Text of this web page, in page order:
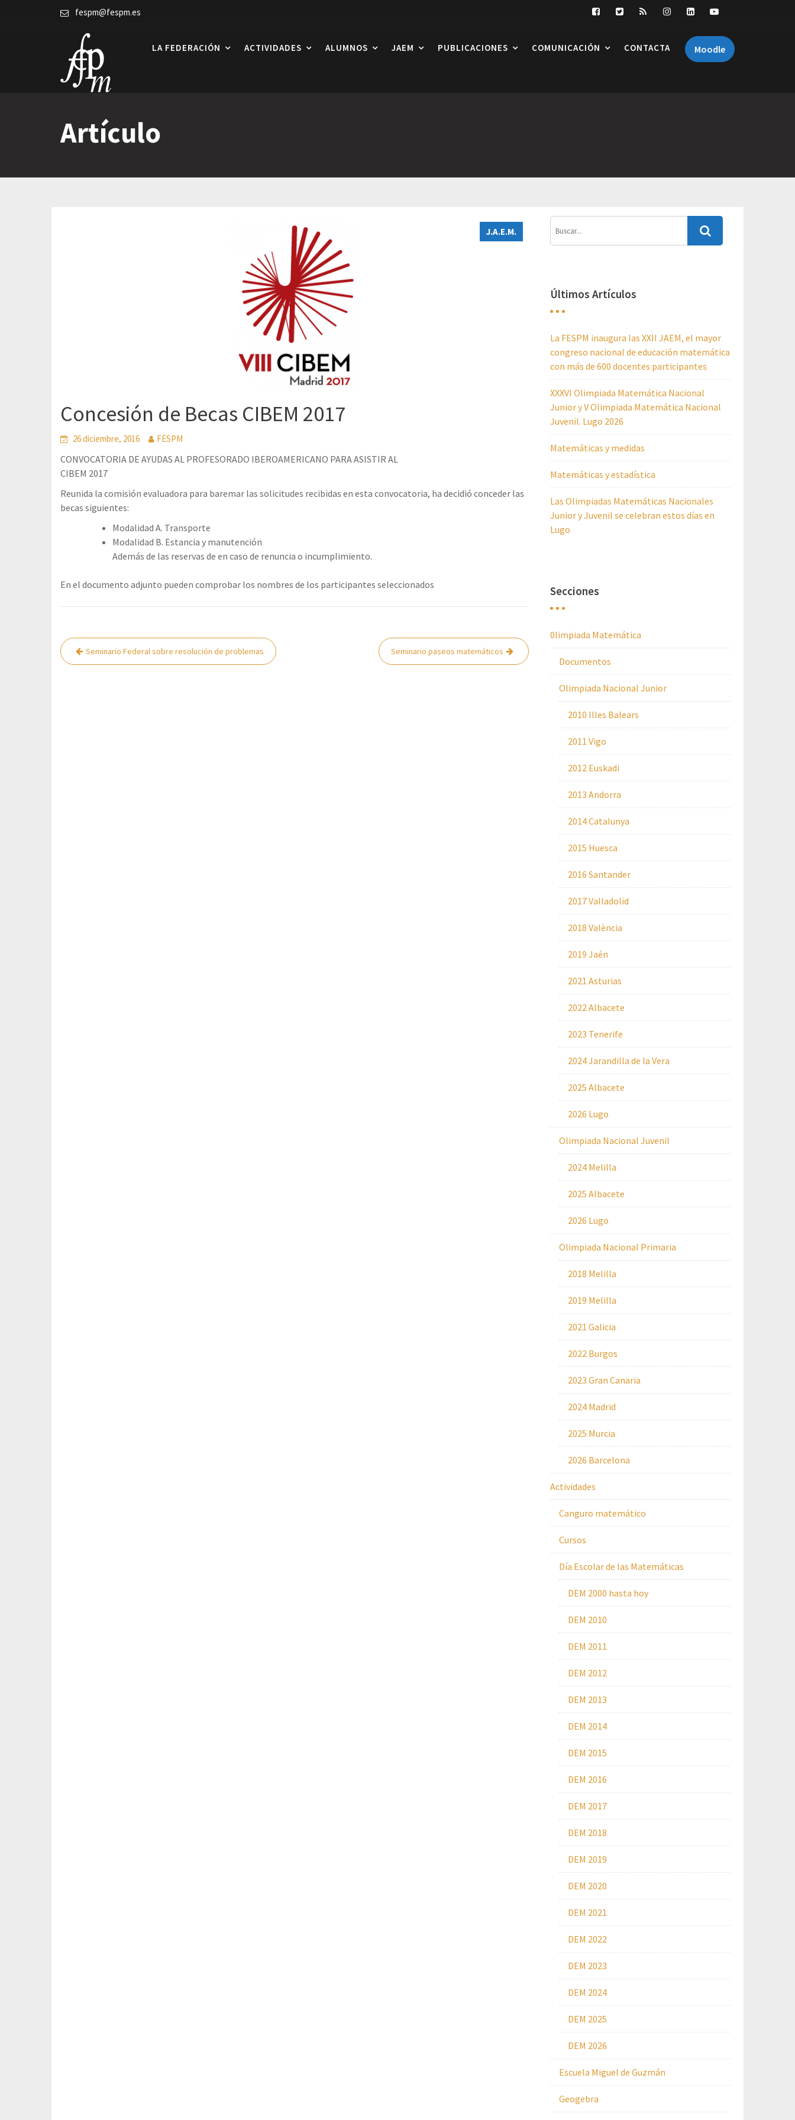
fespm@fespm.es
Moodle
LA FEDERACIÓN ACTIVIDADES ALUMNOS JAEM PUBLICACIONES COMUNICACIÓN CONTACTA
Artículo
J.A.E.M.
Concesión de Becas CIBEM 2017
26 diciembre, 2016 FESPM
CONVOCATORIA DE AYUDAS AL PROFESORADO IBEROAMERICANO PARA ASISTIR AL
CIBEM 2017
Reunida la comisión evaluadora para baremar las solicitudes recibidas en esta convocatoria, ha decidió conceder las
becas siguientes:
Modalidad A. Transporte
Modalidad B. Estancia y manutención
Además de las reservas de en caso de renuncia o incumplimiento.
En el documento adjunto pueden comprobar los nombres de los participantes seleccionados
Navegación
de
Seminario Federal sobre resolución de problemas Seminario paseos matemáticos
Últimos Artículos
La FESPM inaugura las XXII JAEM, el mayor
congreso nacional de educación matemática
con más de 600 docentes participantes
XXXVI Olimpiada Matemática Nacional
Junior y V Olimpiada Matemática Nacional
Juvenil. Lugo 2026
Matemáticas y medidas
Matemáticas y estadística
Las Olimpiadas Matemáticas Nacionales
Junior y Juvenil se celebran estos días en
Lugo
Secciones
0limpiada Matemática
Documentos
Olimpiada Nacional Junior
2010 Illes Balears
2011 Vigo
2012 Euskadi
2013 Andorra
2014 Catalunya
2015 Huesca
2016 Santander
2017 Valladolid
2018 València
2019 Jaén
2021 Asturias
2022 Albacete
2023 Tenerife
2024 Jarandilla de la Vera
2025 Albacete
2026 Lugo
Olimpiada Nacional Juvenil
2024 Melilla
2025 Albacete
2026 Lugo
Olimpiada Nacional Primaria
2018 Melilla
2019 Melilla
2021 Galicia
2022 Burgos
2023 Gran Canaria
2024 Madrid
2025 Murcia
2026 Barcelona
Actividades
Canguro matemático
Cursos
Día Escolar de las Matemáticas
DEM 2000 hasta hoy
DEM 2010
DEM 2011
DEM 2012
DEM 2013
DEM 2014
DEM 2015
DEM 2016
DEM 2017
DEM 2018
DEM 2019
DEM 2020
DEM 2021
DEM 2022
DEM 2023
DEM 2024
DEM 2025
DEM 2026
Escuela Miguel de Guzmán
Geogebra